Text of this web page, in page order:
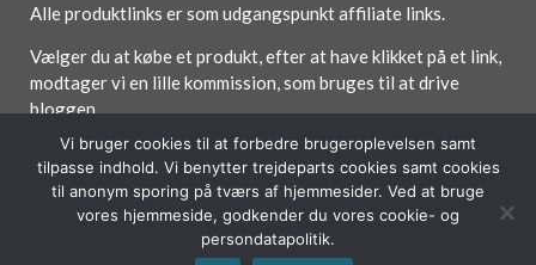
Alle produktlinks er som udgangspunkt affiliate links.
Vælger du at købe et produkt, efter at have klikket på et link,
modtager vi en lille kommission, som bruges til at drive
bloggen.
Forside Om / Kontakt Betingelser
Vi bruger cookies til at forbedre brugeroplevelsen samt
tilpasse indhold. Vi benytter trejdeparts cookies samt cookies
til anonym sporing på tværs af hjemmesider. Ved at bruge
vores hjemmeside, godkender du vores cookie- og
persondatapolitik.